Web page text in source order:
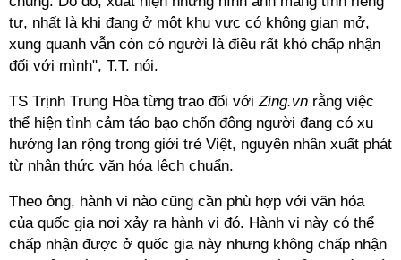
tư, nhất là khi đang ở một khu vực có không gian mở,
xung quanh vẫn còn có người là điều rất khó chấp nhận
đối với mình", T.T. nói.
TS Trịnh Trung Hòa từng trao đổi vớiZing.vn rằng việc
thể hiện tình cảm táo bạo chốn đông người đang có xu
hướng lan rộng trong giới trẻ Việt, nguyên nhân xuất phát
từ nhận thức văn hóa lệch chuẩn.
Theo ông, hành vi nào cũng cần phù hợp với văn hóa
của quốc gia nơi xảy ra hành vi đó. Hành vi này có thể
chấp nhận được ở quốc gia này nhưng không chấp nhận